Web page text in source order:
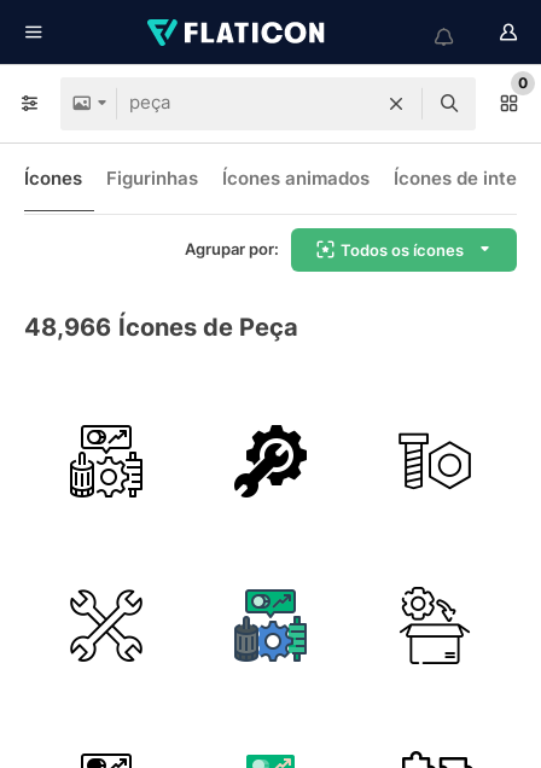
0
Ícones Figurinhas Ícones animados Ícones de
Agrupar por: Todos os ícones
48,966 Ícones de Peça